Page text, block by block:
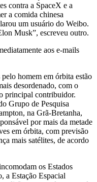
contra a SpaceX e a
a comida chinesa
um usuário do Weibo.
Musk”, escreveu outro.
aos e-mails
homem em órbita estão
desordenado, com o
principal contribuidor.
Grupo de Pesquisa
na Grã-Bretanha,
por mais da metade
em órbita, com previsão
mais satélites, de acordo
os Estados
a Estação Espacial